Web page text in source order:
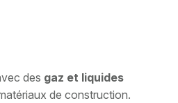
des gaz et liquides
de construction.